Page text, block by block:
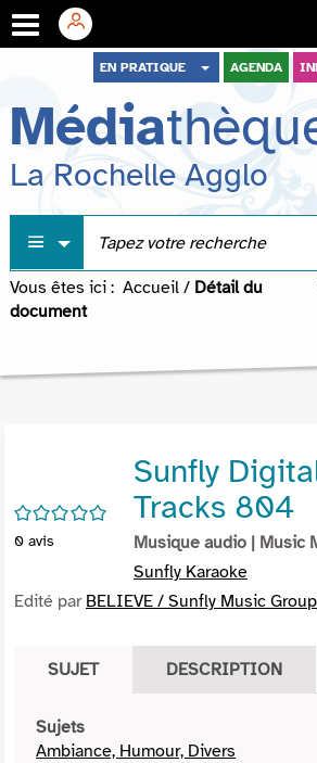
menu
contenu
recherche
EN PRATIQUE AGENDA
Média
La Rochelle Agglo
Vous êtes ici : Accueil / Détail du
document
/5
0 avis
Sunfly
Tracks 804
Musique audio | Music
Sunfly Karaoke
Edité par BELIEVE / Sunfly Music Group
SUJET DESCRIPTION
Sujets
Ambiance, Humour, Divers